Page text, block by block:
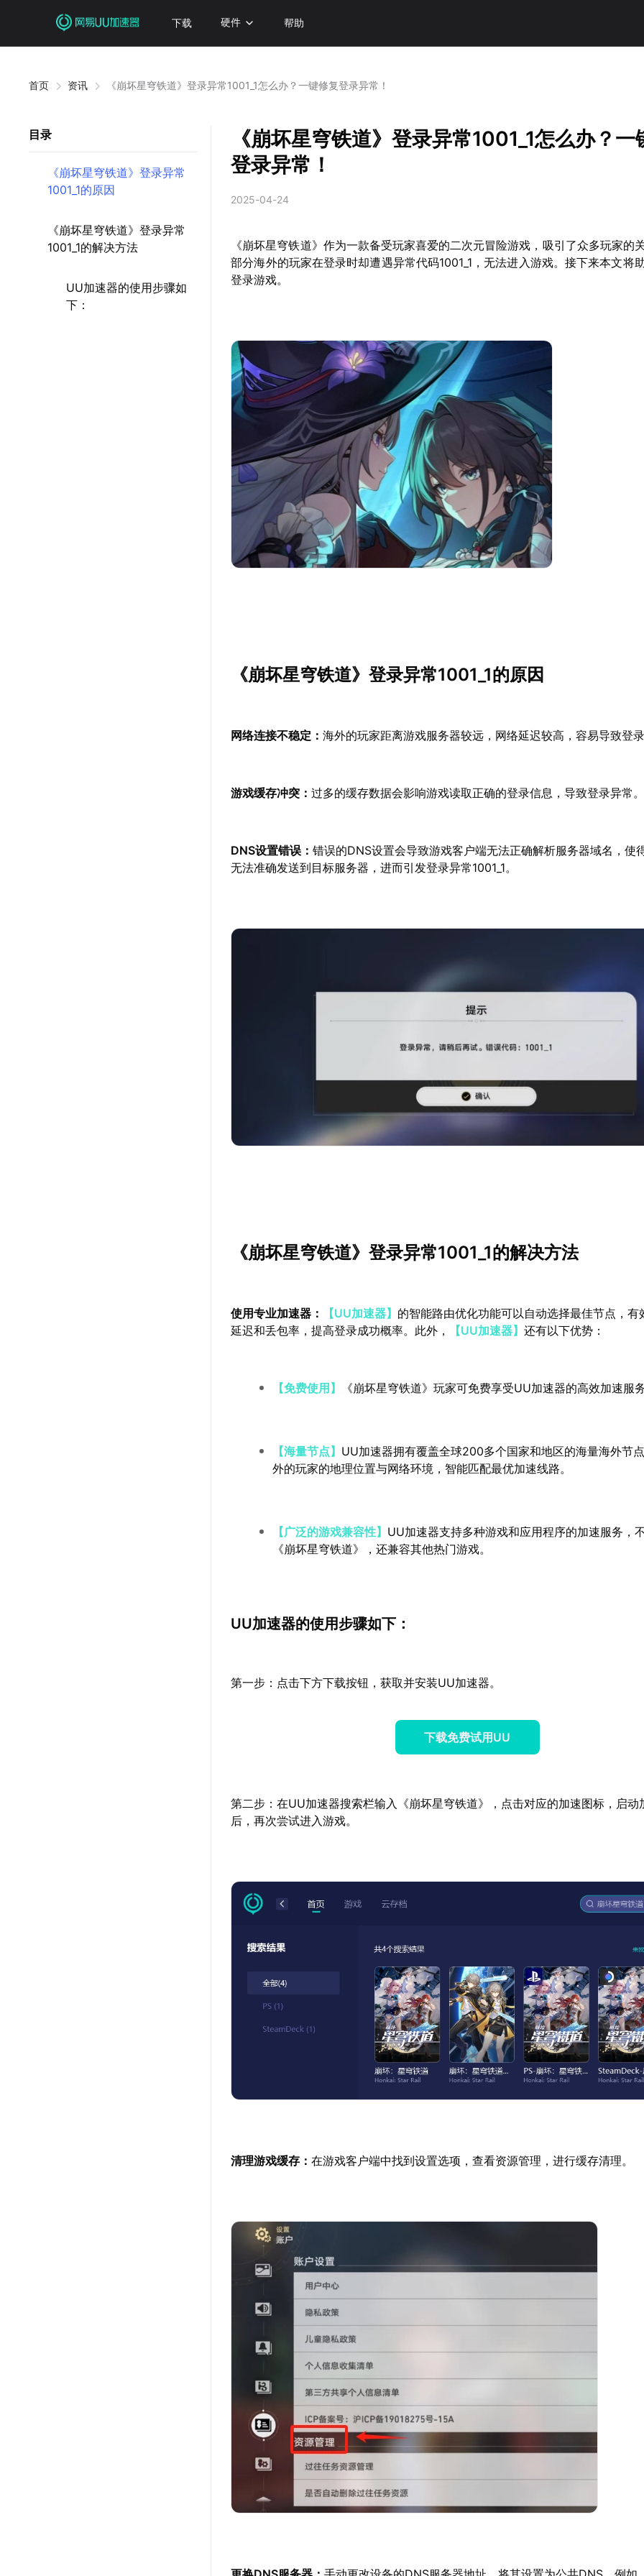
下载 硬件 帮助
首页 资讯 《崩坏星穹铁道》登录异常1001_1怎么办？一键修复登录异常！
目录
《崩坏星穹铁道》登录异常
1001_1的原因
《崩坏星穹铁道》登录异常
1001_1的解决方法
UU加速器的使用步骤如
下：
《崩坏星穹铁道》登录异常1001_1怎么办？一
登录异常！
2025-04-24
《崩坏星穹铁道》作为一款备受玩家喜爱的二次元冒险游戏，吸引了众多玩家的
部分海外的玩家在登录时却遭遇异常代码1001_1，无法进入游戏。接下来本文将
登录游戏。
《崩坏星穹铁道》登录异常1001_1的原因
网络连接不稳定：海外的玩家距离游戏服务器较远，网络延迟较高，容易导致登
游戏缓存冲突：过多的缓存数据会影响游戏读取正确的登录信息，导致登录异常
DNS设置错误：错误的DNS设置会导致游戏客户端无法正确解析服务器域名，使
无法准确发送到目标服务器，进而引发登录异常1001_1。
《崩坏星穹铁道》登录异常1001_1的解决方法
使用专业加速器： 【UU加速器】 的智能路由优化功能可以自动选择最佳节点，有
延迟和丢包率，提高登录成功概率。此外，
【UU加速器】还有以下优势：
【免费使用】 《崩坏星穹铁道》玩家可免费享受UU加速器的高效加速服
【海量节点】 UU加速器拥有覆盖全球200多个国家和地区的海量海外节
外的玩家的地理位置与网络环境，智能匹配最优加速线路。
【广泛的游戏兼容性】 UU加速器支持多种游戏和应用程序的加速服务，
《崩坏星穹铁道》，还兼容其他热门游戏。
UU加速器的使用步骤如下：
第一步：点击下方下载按钮，获取并安装UU加速器。
下载免费试用UU
第二步：在UU加速器搜索栏输入《崩坏星穹铁道》，点击对应的加速图标，启动
后，再次尝试进入游戏。
清理游戏缓存：在游戏客户端中找到设置选项，查看资源管理，进行缓存清理。